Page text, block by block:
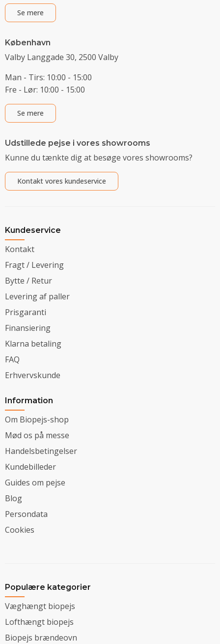
Se mere
København
Valby Langgade 30, 2500 Valby
Man - Tirs: 10:00 - 15:00
Fre - Lør: 10:00 - 15:00
Se mere
Udstillede pejse i vores showrooms
Kunne du tænkte dig at besøge vores showrooms?
Kontakt vores kundeservice
Kundeservice
Kontakt
Fragt / Levering
Bytte / Retur
Levering af paller
Prisgaranti
Finansiering
Klarna betaling
FAQ
Erhvervskunde
Information
Om Biopejs-shop
Mød os på messe
Handelsbetingelser
Kundebilleder
Guides om pejse
Blog
Persondata
Cookies
Populære kategorier
Væghængt biopejs
Lofthængt biopejs
Biopejs brændeovn